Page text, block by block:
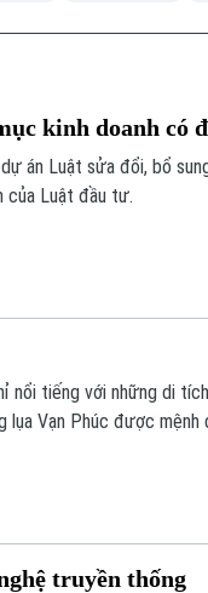
kinh doanh có
án Luật sửa đổi, bổ
của Luật đầu tư.
nổi tiếng với những di
Vạn Phúc được mệnh
truyền thống